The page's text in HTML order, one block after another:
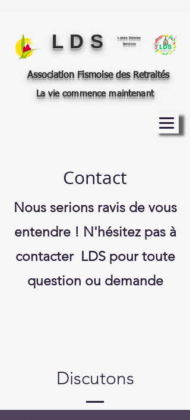
Association Fismoise des Retraités
La vie commence maintenant
Loisirs Détente
Services
L D S
Contact
Nous serions ravis de vous
entendre ! N'hésitez pas à
contacter LDS pour toute
question ou demande
Discutons